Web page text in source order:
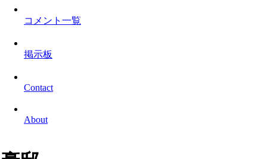
コメント一覧
掲示板
Contact
About